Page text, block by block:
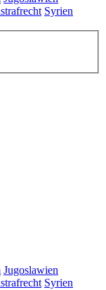
Syrien
Jugoslawien
Syrien